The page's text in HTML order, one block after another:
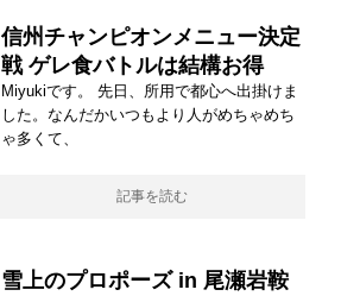
信州チャンピオンメニュー決定
戦 ゲレ食バトルは結構お得
Miyukiです。 先日、所用で都心へ出掛けま
した。なんだかいつもより人がめちゃめち
ゃ多くて、
記事を読む
雪上のプロポーズ in 尾瀬岩鞍